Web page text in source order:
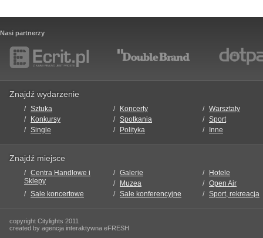
Nasi partnerzy
Znajdź wydarzenie
Sztuka Koncerty
Warsztaty
Konkursy
Spotkania
Sport
Single
Polityka Inne
Znajdź miejsce
Centra Handlowe i
Sklepy
Galerie
Hotele
Muzea
Open Air
Sale koncertowe
Sale konferencyjne Sport, rekreacja
copyright Citylights 2011
created by agencja interaktywna eFRESH